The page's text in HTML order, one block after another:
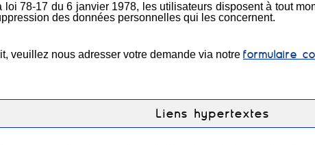
loi 78-17 du 6 janvier 1978, les utilisateurs disposent à tout
des données personnelles qui les concernent.
veuillez nous adresser votre demande via notre formulaire
Liens hypertextes